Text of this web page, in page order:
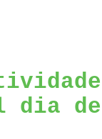
dia